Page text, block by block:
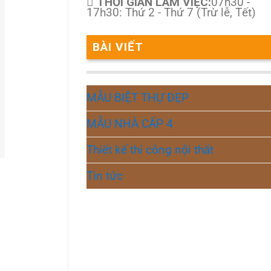
17h30: Thứ 2 - Thứ 7 (Trừ lễ, Tết)
BÀI VIẾT
MẪU BIỆT THỰ ĐẸP
MẪU NHÀ CẤP 4
Thiết kế thi công nội thất
Tin tức